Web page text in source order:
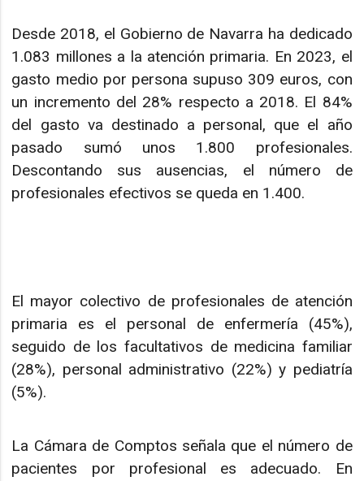
Desde 2018, el Gobierno de Navarra ha dedicado
1.083 millones a la atención primaria. En 2023, el
gasto medio por persona supuso 309 euros, con
un incremento del 28% respecto a 2018. El 84%
del gasto va destinado a personal, que el año
pasado sumó unos 1.800 profesionales.
Descontando sus ausencias, el número de
profesionales efectivos se queda en 1.400.
El mayor colectivo de profesionales de atención
primaria es el personal de enfermería (45%),
seguido de los facultativos de medicina familiar
(28%), personal administrativo (22%) y pediatría
(5%).
La Cámara de Comptos señala que el número de
pacientes por profesional es adecuado. En